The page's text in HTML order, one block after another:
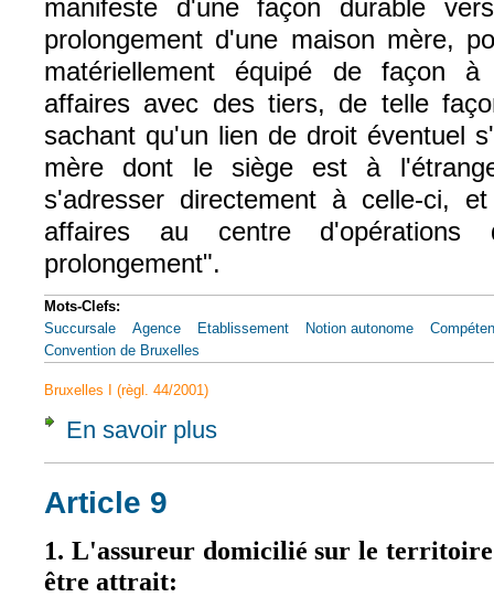
manifeste d'une façon durable
prolongement d'une maison mère,
matériellement équipé de façon
affaires avec des tiers, de telle
sachant qu'un lien de droit éventuel
mère dont le siège est à
s'adresser directement à celle-ci,
affaires au centre
prolongement".
Mots-Clefs:
Succursale
Agence Etablissement Notion autonome
Convention de Bruxelles
Bruxelles I (règl. 44/2001)
En savoir plus
Article 9
1. L'assureur domicilié sur le
être attrait: